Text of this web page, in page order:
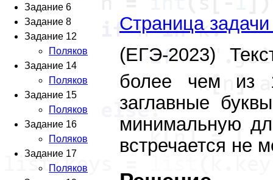
Задание 6
Задание 8
Задание 12
Поляков
Задание 14
Поляков
Задание 15
Поляков
Задание 16
Поляков
Задание 17
Поляков
Страница
(ЕГЭ-2023)
более чем из
заглавные
минимальную
встречается не